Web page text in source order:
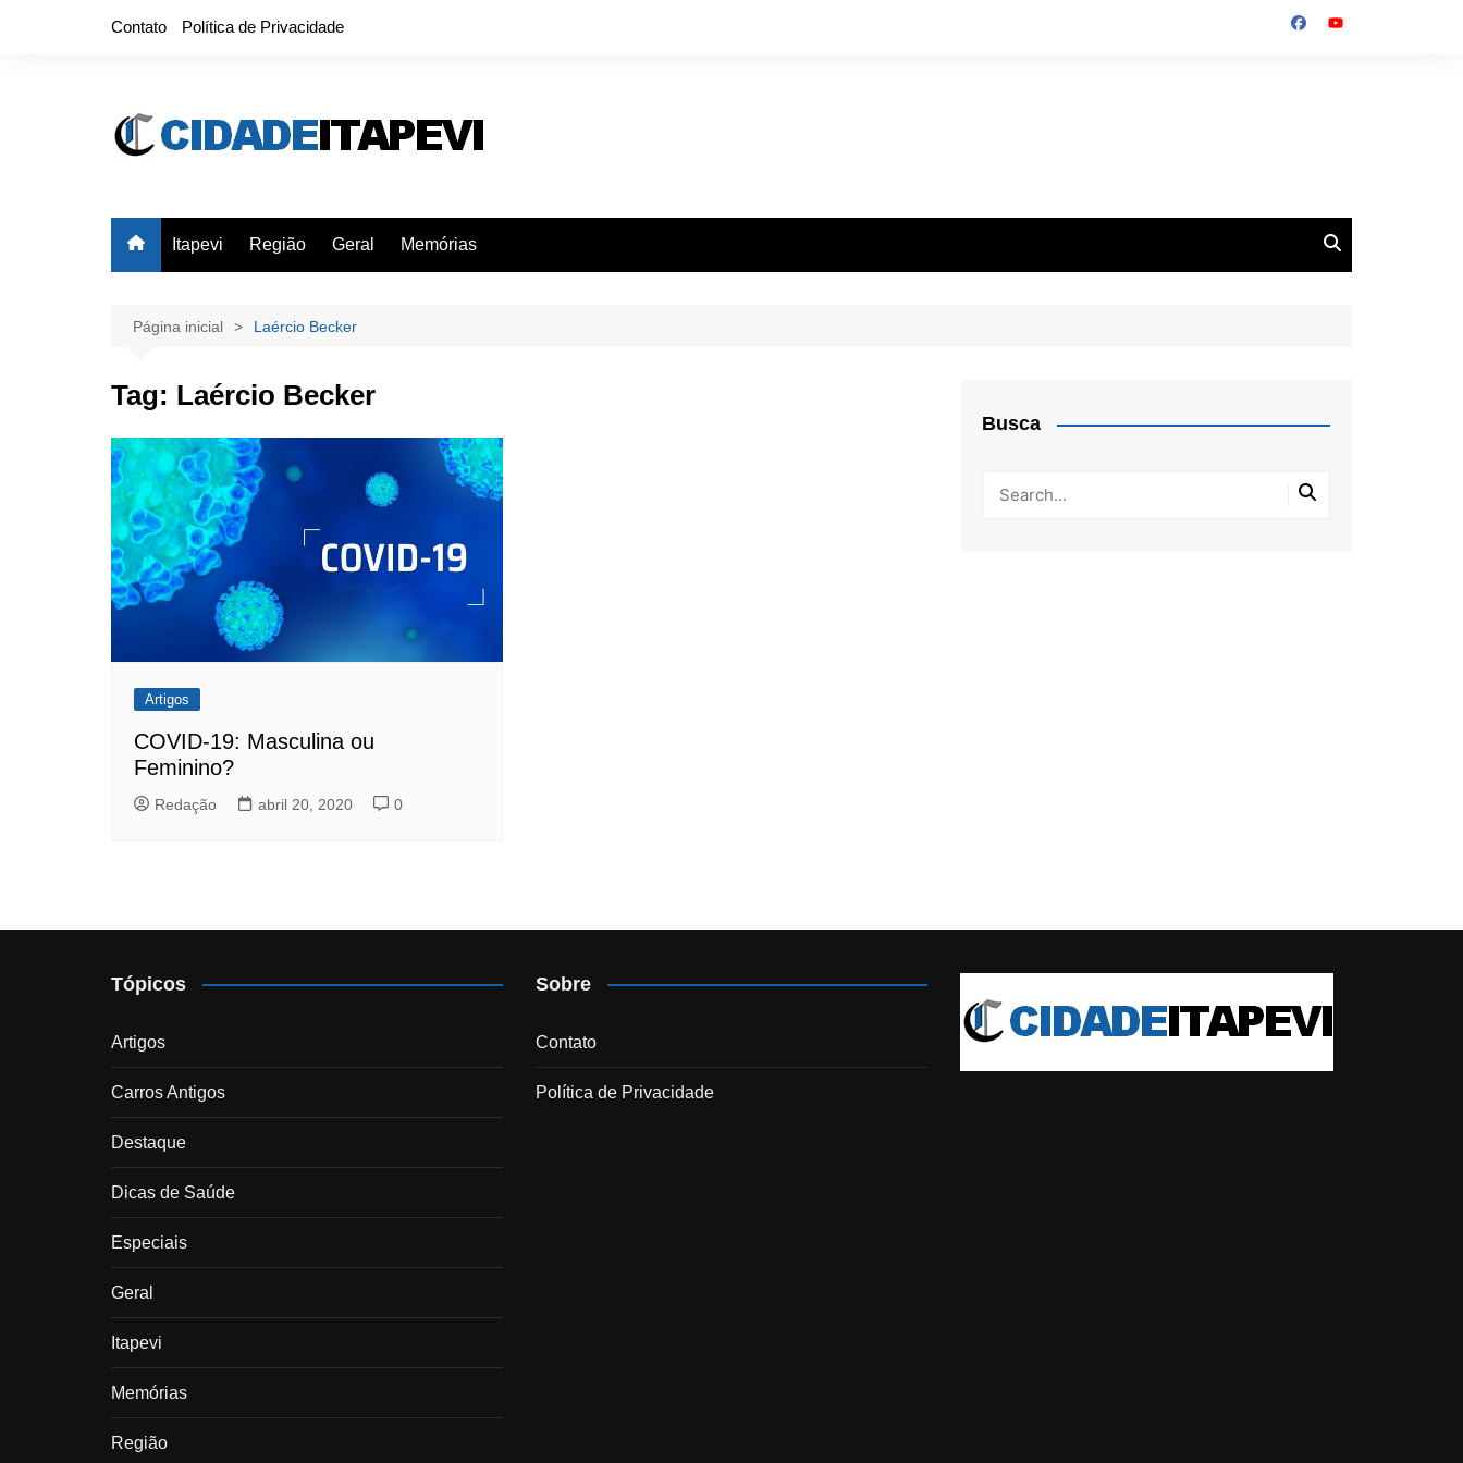
Contato Política de Privacidade
Itapevi Região Geral Memórias
Página inicial Laércio Becker
Tag: Laércio Becker
Artigos
COVID-19: Masculina ou
Feminino?
Redação abril 20, 2020 0
Busca
Tópicos
Artigos
Carros Antigos
Destaque
Dicas de Saúde
Especiais
Geral
Itapevi
Memórias
Região
Sobre
Contato
Política de Privacidade